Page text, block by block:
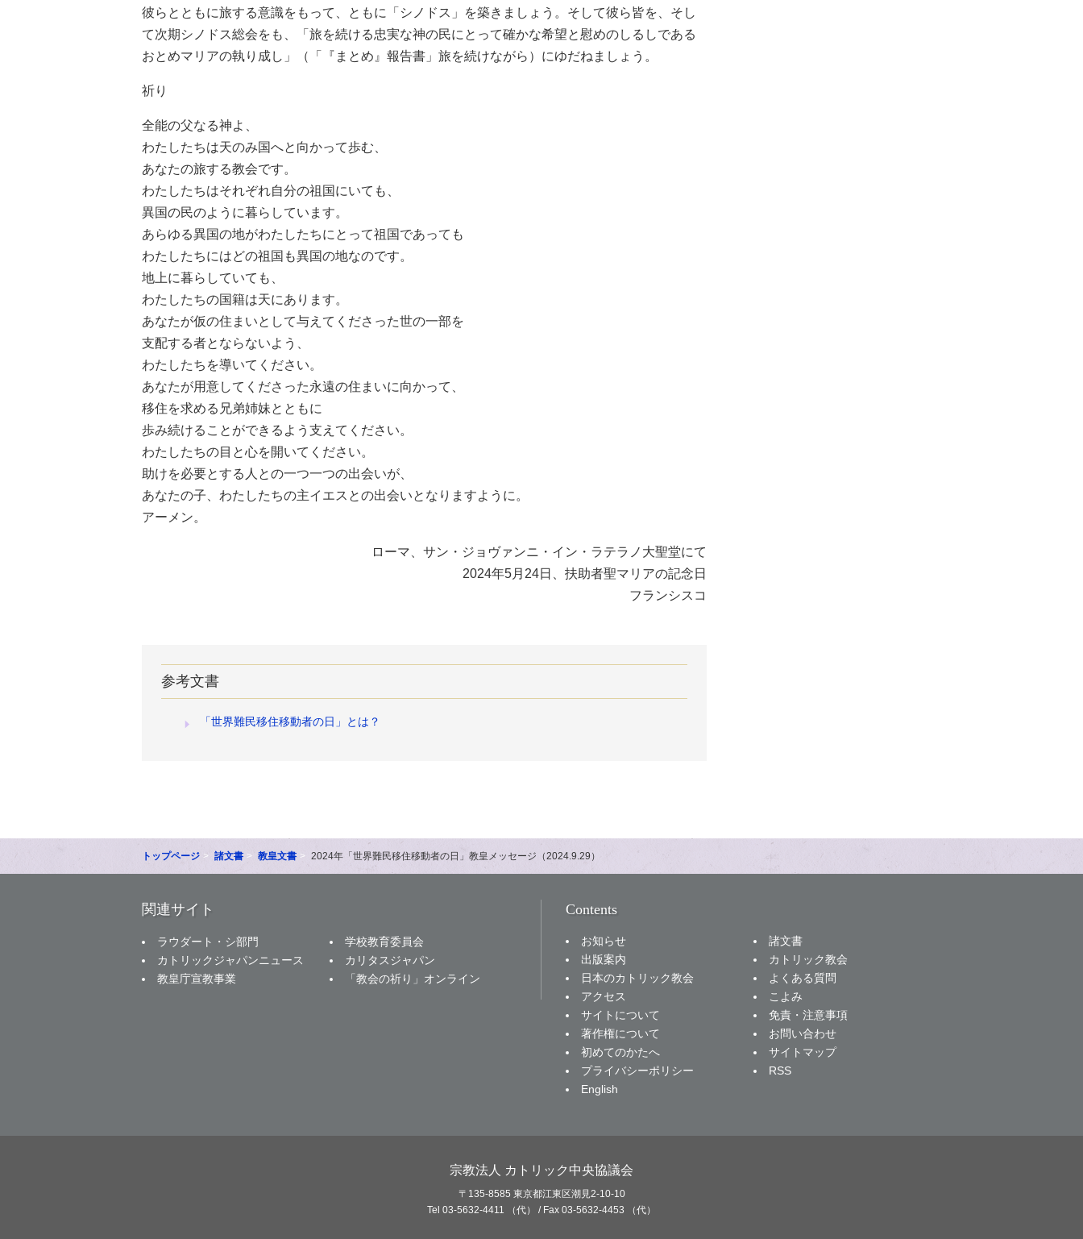
彼らとともに旅する意識をもって、ともに「シノドス」を築きましょう。そして彼ら皆を、そし
て次期シノドス総会をも、「旅を続ける忠実な神の民にとって確かな希望と慰めのしるしである
おとめマリアの執り成し」（「『まとめ』報告書」旅を続けながら）にゆだねましょう。
祈り
全能の父なる神よ、
わたしたちは天のみ国へと向かって歩む、
あなたの旅する教会です。
わたしたちはそれぞれ自分の祖国にいても、
異国の民のように暮らしています。
あらゆる異国の地がわたしたちにとって祖国であっても
わたしたちにはどの祖国も異国の地なのです。
地上に暮らしていても、
わたしたちの国籍は天にあります。
あなたが仮の住まいとして与えてくださった世の一部を
支配する者とならないよう、
わたしたちを導いてください。
あなたが用意してくださった永遠の住まいに向かって、
移住を求める兄弟姉妹とともに
歩み続けることができるよう支えてください。
わたしたちの目と心を開いてください。
助けを必要とする人との一つ一つの出会いが、
あなたの子、わたしたちの主イエスとの出会いとなりますように。
アーメン。
ローマ、サン・ジョヴァンニ・イン・ラテラノ大聖堂にて
2024年5月24日、扶助者聖マリアの記念日
フランシスコ
参考文書
「世界難民移住移動者の日」とは？
トップページ 諸文書 教皇文書 2024年「世界難民移住移動者の日」教皇メッセージ（2024.9.29）
関連サイト
ラウダート・シ部門
学校教育委員会
カトリックジャパンニュース
カリタスジャパン
教皇庁宣教事業
「教会の祈り」オンライン
Contents
お知らせ
諸文書
出版案内
カトリック教会
日本のカトリック教会
よくある質問
アクセス
こよみ
サイトについて
免責・注意事項
著作権について
お問い合わせ
初めてのかたへ
サイトマップ
プライバシーポリシー
RSS
English
宗教法人 カトリック中央協議会
〒135-8585 東京都江東区潮見2-10-10
Tel 03-5632-4411 （代） / Fax 03-5632-4453 （代）